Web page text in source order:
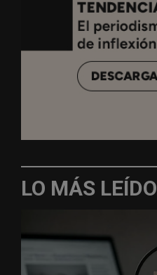
LO MÁS LEÍDO